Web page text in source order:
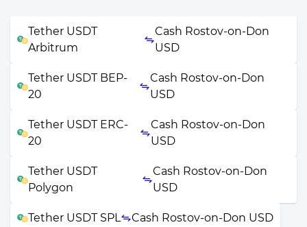
Tether USDT
Arbitrum
Cash Rostov-on-Don
USD
Tether USDT BEP-
20
Cash Rostov-on-Don
USD
Tether USDT ERC-
20
Cash Rostov-on-Don
USD
Tether USDT
Polygon
Cash Rostov-on-Don
USD
Tether USDT SPL Cash Rostov-on-Don USD